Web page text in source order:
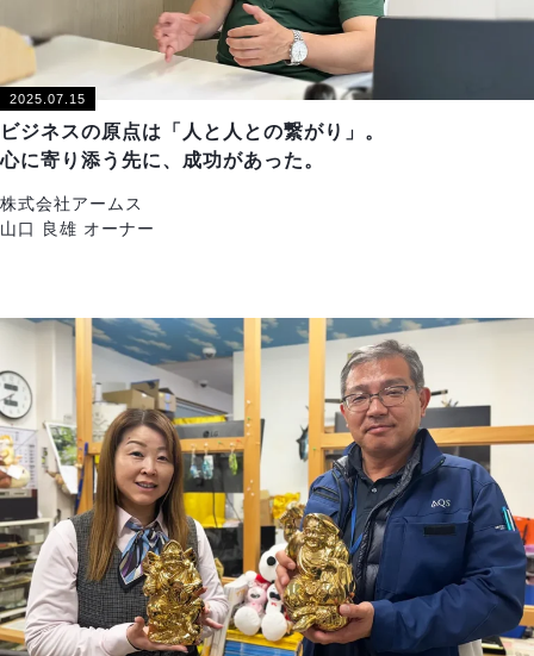
2025.07.15
ビジネスの原点は「人と人との繋がり」。
心に寄り添う先に、成功があった。
株式会社アームス
山口 良雄 オーナー